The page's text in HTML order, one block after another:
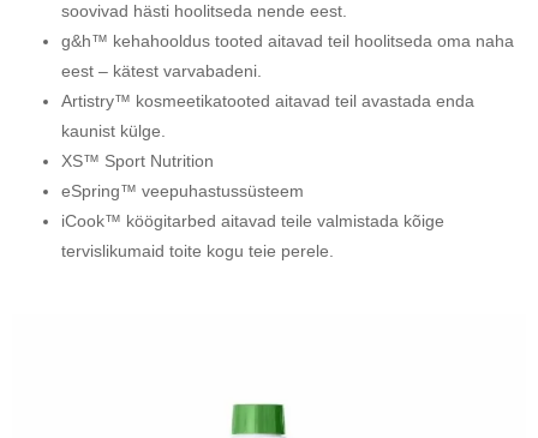
soovivad hästi hoolitseda nende eest.
g&h™ kehahooldus tooted aitavad teil hoolitseda oma naha
eest – kätest varvabadeni.
Artistry™ kosmeetikatooted aitavad teil avastada enda
kaunist külge.
XS™ Sport Nutrition
eSpring™ veepuhastussüsteem
iCook™ köögitarbed aitavad teile valmistada kõige
tervislikumaid toite kogu teie perele.